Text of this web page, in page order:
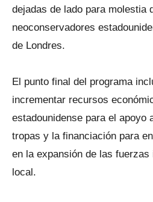
dejadas de lado para molestia
neoconservadores
de Londres.
El punto final del programa
incrementar recursos
estadounidense para el apoyo
tropas y la financiación para
en la expansión de las
local.